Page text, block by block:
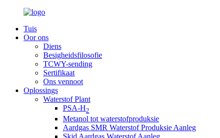
Tuis
Oor ons
Diens
Besigheidsfilosofie
TCWY-sending
Sertifikaat
Ons vennoot
Oplossings
Waterstof Plant
PSA-H2
Metanol tot waterstofproduksie
Aardgas SMR Waterstof Produksie Aanleg